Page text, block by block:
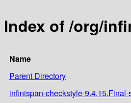
Index of /org/
Name
Parent Directory
infinispan-checkstyle-